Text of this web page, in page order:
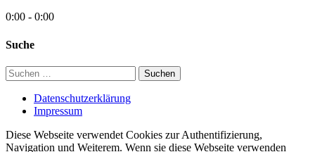
0:00 - 0:00
Suche
Suchen
nach:
Datenschutzerklärung
Impressum
Diese Webseite verwendet Cookies zur Authentifizierung,
Navigation und Weiterem. Wenn sie diese Webseite verwenden